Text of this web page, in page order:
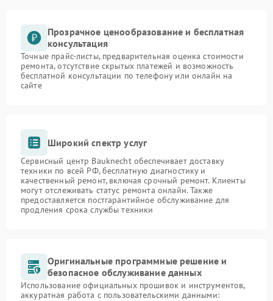
Прозрачное ценообразование и бесплатная
консультация
Точные прайс-листы, предварительная оценка стоимости
ремонта, отсутствие скрытых платежей и возможность
бесплатной консультации по телефону или онлайн на
сайте
Широкий спектр услуг
Сервисный центр Bauknecht обеспечивает доставку
техники по всей РФ, бесплатную диагностику и
качественный ремонт, включая срочный ремонт. Клиенты
могут отслеживать статус ремонта онлайн. Также
предоставляется постгарантийное обслуживание для
продления срока службы техники
Оригинальные программные решение и
безопасное обслуживание данных
Использование официальных прошивок и инструментов,
аккуратная работа с пользовательскими данными: